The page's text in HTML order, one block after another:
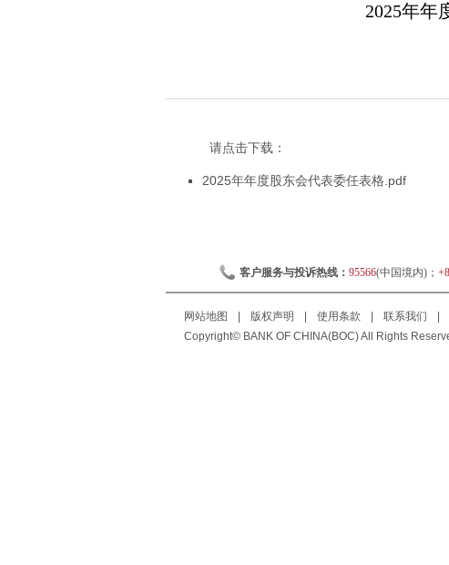
2025年年
请点击下载：
2025年年度股东会代表委任表格.pdf
客户服务与投诉热线： 95566(中国境内)；
网站地图 版权声明 使用条款 联系我们
Copyright© BANK OF CHINA(BOC) All Rights